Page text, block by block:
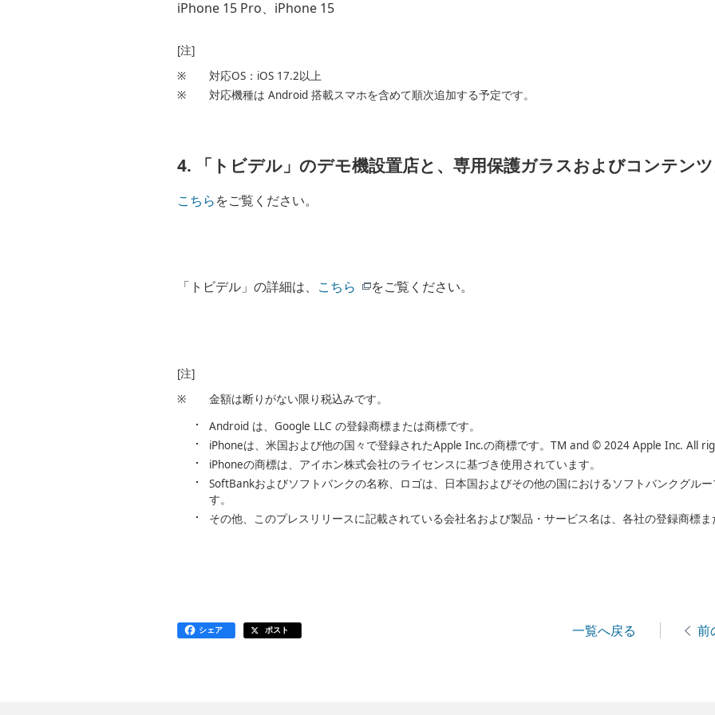
iPhone 15 Pro、iPhone 15
[注]
※
対応OS：iOS 17.2以上
※
対応機種は Android 搭載スマホを含めて順次追加する予定です。
4. 「トビデル」のデモ機設置店と、専用保護ガラスおよびコンテン
こちらをご覧ください。
「トビデル」の詳細は、 こちら をご覧ください。
[注]
※
金額は断りがない限り税込みです。
Android は、Google LLC の登録商標または商標です。
iPhoneは、米国および他の国々で登録されたApple Inc.の商標です。TM and © 2024 Apple Inc. All
iPhoneの商標は、アイホン株式会社のライセンスに基づき使用されています。
SoftBankおよびソフトバンクの名称、ロゴは、日本国およびその他の国におけるソフトバンクグル
す。
その他、このプレスリリースに記載されている会社名および製品・サービス名は、各社の登録商標ま
シェア ポスト 一覧へ戻る 前